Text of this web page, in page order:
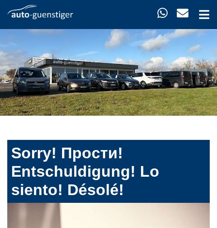
Sorry! Прости!
Entschuldigung! Lo
siento! Désolé!